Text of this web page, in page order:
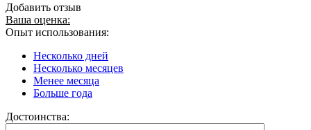
Добавить отзыв
Ваша оценка:
Опыт использования:
Несколько дней
Несколько месяцев
Менее месяца
Больше года
Достоинства: